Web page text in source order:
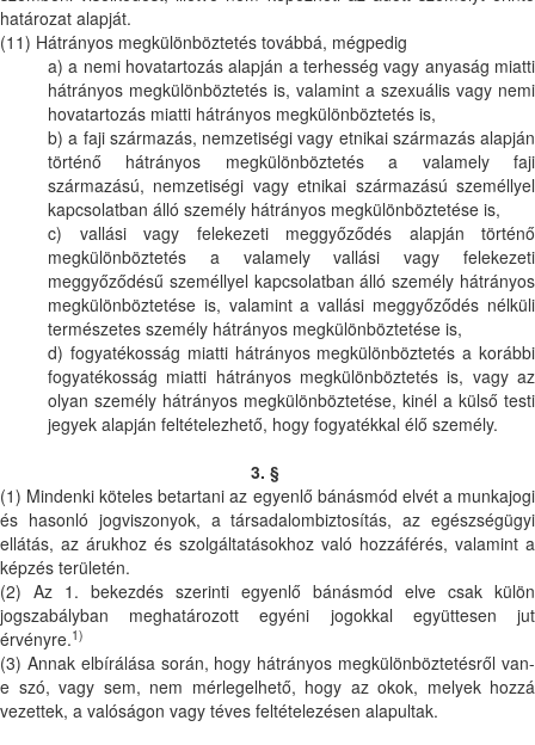
határozat alapját.
(11) Hátrányos megkülönböztetés továbbá, mégpedig
a) a nemi hovatartozás alapján a terhesség vagy anyaság miatti
hátrányos megkülönböztetés is, valamint a szexuális vagy nemi
hovatartozás miatti hátrányos megkülönböztetés is,
b) a faji származás, nemzetiségi vagy etnikai származás alapján
történő hátrányos megkülönböztetés a valamely faji
származású, nemzetiségi vagy etnikai származású személlyel
kapcsolatban álló személy hátrányos megkülönböztetése is,
c) vallási vagy felekezeti meggyőződés alapján történő
megkülönböztetés a valamely vallási vagy felekezeti
meggyőződésű személlyel kapcsolatban álló személy hátrányos
megkülönböztetése is, valamint a vallási meggyőződés nélküli
természetes személy hátrányos megkülönböztetése is,
d) fogyatékosság miatti hátrányos megkülönböztetés a korábbi
fogyatékosság miatti hátrányos megkülönböztetés is, vagy az
olyan személy hátrányos megkülönböztetése, kinél a külső testi
jegyek alapján feltételezhető, hogy fogyatékkal élő személy.
3. §
(1) Mindenki köteles betartani az egyenlő bánásmód elvét a munkajogi
és hasonló jogviszonyok, a társadalombiztosítás, az egészségügyi
ellátás, az árukhoz és szolgáltatásokhoz való hozzáférés, valamint a
képzés területén.
(2) Az 1. bekezdés szerinti egyenlő bánásmód elve csak külön
jogszabályban meghatározott egyéni jogokkal együttesen jut
érvényre.1)
(3) Annak elbírálása során, hogy hátrányos megkülönböztetésről van-
e szó, vagy sem, nem mérlegelhető, hogy az okok, melyek hozzá
vezettek, a valóságon vagy téves feltételezésen alapultak.